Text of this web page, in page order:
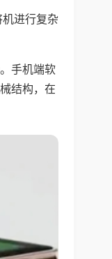
进行复杂
手机端软
结构，在